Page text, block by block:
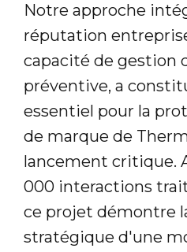
Notre approche
réputation
capacité de gestion
préventive, a
essentiel pour la
de marque de
lancement critique.
000 interactions
ce projet démontre
stratégique d'une